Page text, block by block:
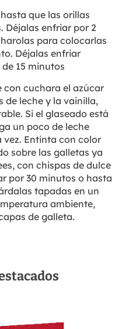
que las orillas
Déjalas enfriar por 2
para colocarlas
Déjalas enfriar
15 minutos
con cuchara el azúcar
de leche y la vainilla,
Si el glaseado está
un poco de leche
vez. Entinta con color
sobre las galletas ya
con chispas de dulce
por 30 minutos o hasta
tapadas en un
ambiente,
de galleta.